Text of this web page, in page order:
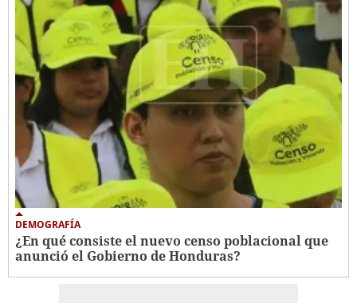
DEMOGRAFÍA
¿En qué consiste el nuevo censo poblacional que
anunció el Gobierno de Honduras?